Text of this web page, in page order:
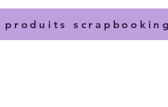
scrapbooking